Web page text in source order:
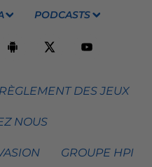
PODCASTS
RÈGLEMENT DES JEUX
NOUS
GROUPE HPI